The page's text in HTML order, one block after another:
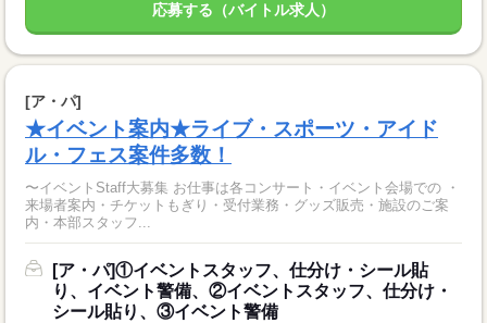
応募する（バイトル求人）
[ア・パ]
★イベント案内★ライブ・スポーツ・アイド
ル・フェス案件多数！
〜イベントStaff大募集 お仕事は各コンサート・イベント会場での ・
来場者案内・チケットもぎり・受付業務・グッズ販売・施設のご案
内・本部スタッフ...
[ア・パ]①イベントスタッフ、仕分け・シール貼
り、イベント警備、②イベントスタッフ、仕分け・
シール貼り、③イベント警備